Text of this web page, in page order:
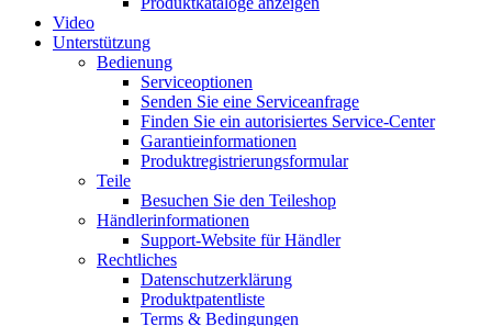
Video
Unterstützung
Bedienung
Serviceoptionen
Senden Sie eine Serviceanfrage
Finden Sie ein autorisiertes Service-Center
Garantieinformationen
Produktregistrierungsformular
Teile
Besuchen Sie den Teileshop
Händlerinformationen
Support-Website für Händler
Rechtliches
Datenschutzerklärung
Produktpatentliste
Terms & Bedingungen